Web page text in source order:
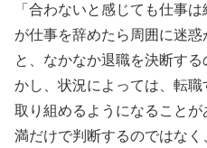
「合わないと感じても仕事
が仕事を辞めたら周囲に迷
と、なかなか退職を決断す
かし、状況によっては、転
取り組めるようになること
満だけで判断するのではな